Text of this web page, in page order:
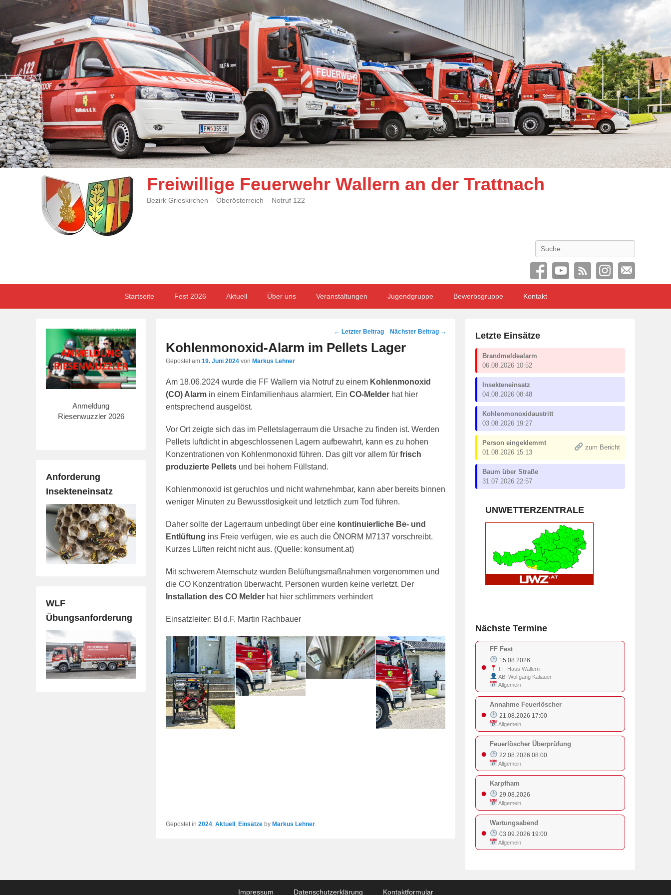
Freiwillige Feuerwehr Wallern an der Trattnach
Bezirk Grieskirchen – Oberösterreich – Notruf 122
Search
Startseite Fest 2026 Aktuell Über uns Veranstaltungen Jugendgruppe Bewerbsgruppe Kontakt
Post
navigation
← Letzter Beitrag Nächster Beitrag →
Kohlenmonoxid-Alarm im Pellets Lager
Gepostet am 19. Juni 2024 von Markus Lehner
Am 18.06.2024 wurde die FF Wallern via Notruf zu einem Kohlenmonoxid
(CO) Alarm in einem Einfamilienhaus alarmiert. Ein CO-Melder hat hier
entsprechend ausgelöst.
Vor Ort zeigte sich das im Pelletslagerraum die Ursache zu finden ist. Werden
Pellets luftdicht in abgeschlossenen Lagern aufbewahrt, kann es zu hohen
Konzentrationen von Kohlenmonoxid führen. Das gilt vor allem für frisch
produzierte Pellets und bei hohem Füllstand.
Kohlenmonoxid ist geruchlos und nicht wahrnehmbar, kann aber bereits binnen
weniger Minuten zu Bewusstlosigkeit und letztlich zum Tod führen.
Daher sollte der Lagerraum unbedingt über eine kontinuierliche Be- und
Entlüftung ins Freie verfügen, wie es auch die ÖNORM M7137 vorschreibt.
Kurzes Lüften reicht nicht aus. (Quelle: konsument.at)
Mit schwerem Atemschutz wurden Belüftungsmaßnahmen vorgenommen und
die CO Konzentration überwacht. Personen wurden keine verletzt. Der
Installation des CO Melder hat hier schlimmers verhindert
Einsatzleiter: BI d.F. Martin Rachbauer
Gepostet in 2024, Aktuell , Einsätze by Markus Lehner.
Letzte Einsätze
Brandmeldealarm
06.08.2026 10:52
Insekteneinsatz
04.08.2026 08:48
Kohlenmonoxidaustritt
03.08.2026 19:27
Person eingeklemmt
01.08.2026 15:13
zum Bericht
Baum über Straße
31.07.2026 22:57
UNWETTERZENTRALE
Nächste Termine
●
FF Fest
15.08.2026
FF Haus Wallern
ABI Wolfgang Kaliauer
Allgemein
●
Annahme Feuerlöscher
21.08.2026 17:00
Allgemein
●
Feuerlöscher Überprüfung
22.08.2026 08:00
Allgemein
●
Karpfham
29.08.2026
Allgemein
●
Wartungsabend
03.09.2026 19:00
Allgemein
Anmeldung
Riesenwuzzler 2026
Anforderung
Insekteneinsatz
WLF
Übungsanforderung
Impressum Datenschutzerklärung Kontaktformular